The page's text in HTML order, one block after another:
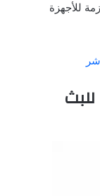
للأجهزة